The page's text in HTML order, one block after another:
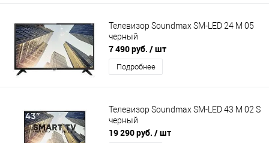
Телевизор Soundmax SM-LED 24 M 05
черный
7 490 руб. / шт
Подробнее
Телевизор Soundmax SM-LED 43 M 02 S
черный
19 290 руб. / шт